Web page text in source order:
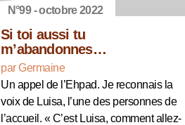
N°99 - octobre 2022
Si toi aussi tu
m’abandonnes…
par Germaine
Un appel de l’Ehpad. Je reconnais la
voix de Luisa, l’une des personnes de
l’accueil. « C’est Luisa, comment allez-